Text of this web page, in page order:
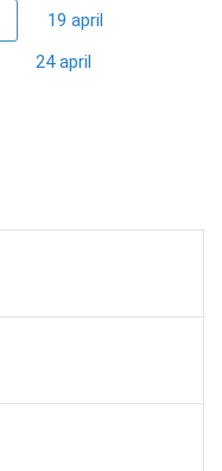
19 april
24 april